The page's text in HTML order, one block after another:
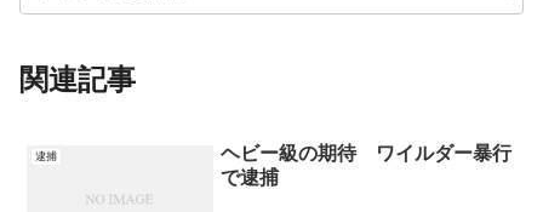
関連記事
逮捕
ヘビー級の期待 ワイルダー暴行
で逮捕